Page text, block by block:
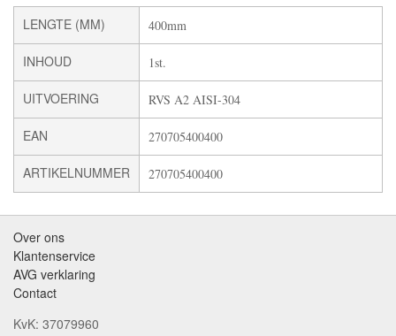
LENGTE (MM) 400mm
INHOUD 1st.
UITVOERING RVS A2 AISI-304
EAN 270705400400
ARTIKELNUMMER 270705400400
Over ons
Klantenservice
AVG verklaring
Contact
KvK: 37079960